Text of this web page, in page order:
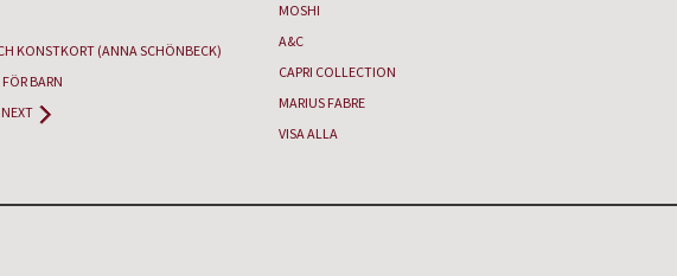
KONSTKORT (ANNA SCHÖNBECK)
BARN
NEXT
MOSHI
A&C
CAPRI COLLECTION
MARIUS FABRE
VISA ALLA